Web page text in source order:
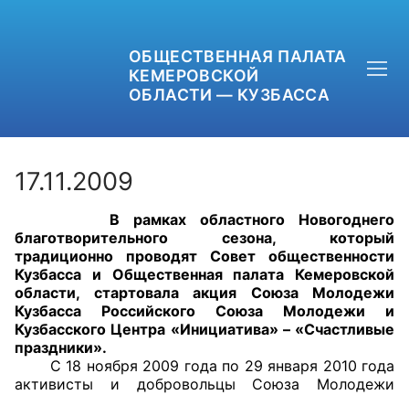
ОБЩЕСТВЕННАЯ ПАЛАТА
КЕМЕРОВСКОЙ
ОБЛАСТИ — КУЗБАССА
+7 (3842) 58-82-40
OPKO42@BK.RU
ОБРАТНАЯ СВЯЗЬ
17.11.2009
В рамках областного Новогоднего
благотворительного сезона, который
традиционно проводят Совет общественности
Кузбасса и Общественная палата Кемеровской
области, стартовала акция Союза Молодежи
Кузбасса Российского Союза Молодежи и
Кузбасского Центра «Инициатива» – «Счастливые
праздники».
С 18 ноября 2009 года по 29 января 2010 года
активисты и добровольцы Союза Молодежи